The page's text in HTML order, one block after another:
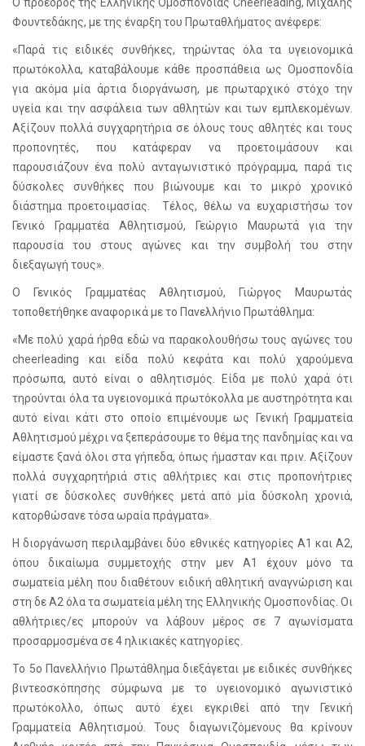
Φουντεδάκης, με της έναρξη του Πρωταθλήματος ανέφερε:
«Παρά τις ειδικές συνθήκες, τηρώντας όλα τα υγειονομικά
πρωτόκολλα, καταβάλουμε κάθε προσπάθεια ως Ομοσπονδία
για ακόμα μία άρτια διοργάνωση, με πρωταρχικό στόχο την
υγεία και την ασφάλεια των αθλητών και των εμπλεκομένων.
Αξίζουν πολλά συγχαρητήρια σε όλους τους αθλητές και τους
προπονητές, που κατάφεραν να προετοιμάσουν και
παρουσιάζουν ένα πολύ ανταγωνιστικό πρόγραμμα, παρά τις
δύσκολες συνθήκες που βιώνουμε και το μικρό χρονικό
διάστημα προετοιμασίας. Τέλος, θέλω να ευχαριστήσω τον
Γενικό Γραμματέα Αθλητισμού, Γεώργιο Μαυρωτά για την
παρουσία του στους αγώνες και την συμβολή του στην
διεξαγωγή τους».
Ο Γενικός Γραμματέας Αθλητισμού, Γιώργος Μαυρωτάς
τοποθετήθηκε αναφορικά με το Πανελλήνιο Πρωτάθλημα:
«Με πολύ χαρά ήρθα εδώ να παρακολουθήσω τους αγώνες του
cheerleading και είδα πολύ κεφάτα και πολύ χαρούμενα
πρόσωπα, αυτό είναι ο αθλητισμός. Είδα με πολύ χαρά ότι
τηρούνται όλα τα υγειονομικά πρωτόκολλα με αυστηρότητα και
αυτό είναι κάτι στο οποίο επιμένουμε ως Γενική Γραμματεία
Αθλητισμού μέχρι να ξεπεράσουμε το θέμα της πανδημίας και να
είμαστε ξανά όλοι στα γήπεδα, όπως ήμασταν και πριν. Αξίζουν
πολλά συγχαρητήριά στις αθλήτριες και στις προπονήτριες
γιατί σε δύσκολες συνθήκες μετά από μία δύσκολη χρονιά,
κατορθώσανε τόσα ωραία πράγματα».
Η διοργάνωση περιλαμβάνει δύο εθνικές κατηγορίες Α1 και Α2,
όπου δικαίωμα συμμετοχής στην μεν Α1 έχουν μόνο τα
σωματεία μέλη που διαθέτουν ειδική αθλητική αναγνώριση και
στη δε Α2 όλα τα σωματεία μέλη της Ελληνικής Ομοσπονδίας. Οι
αθλήτριες/ες μπορούν να λάβουν μέρος σε 7 αγωνίσματα
προσαρμοσμένα σε 4 ηλικιακές κατηγορίες.
Το 5ο Πανελλήνιο Πρωτάθλημα διεξάγεται με ειδικές συνθήκες
βιντεοσκόπησης σύμφωνα με το υγειονομικό αγωνιστικό
πρωτόκολλο, όπως αυτό έχει εγκριθεί από την Γενική
Γραμματεία Αθλητισμού. Τους διαγωνιζόμενους θα κρίνουν